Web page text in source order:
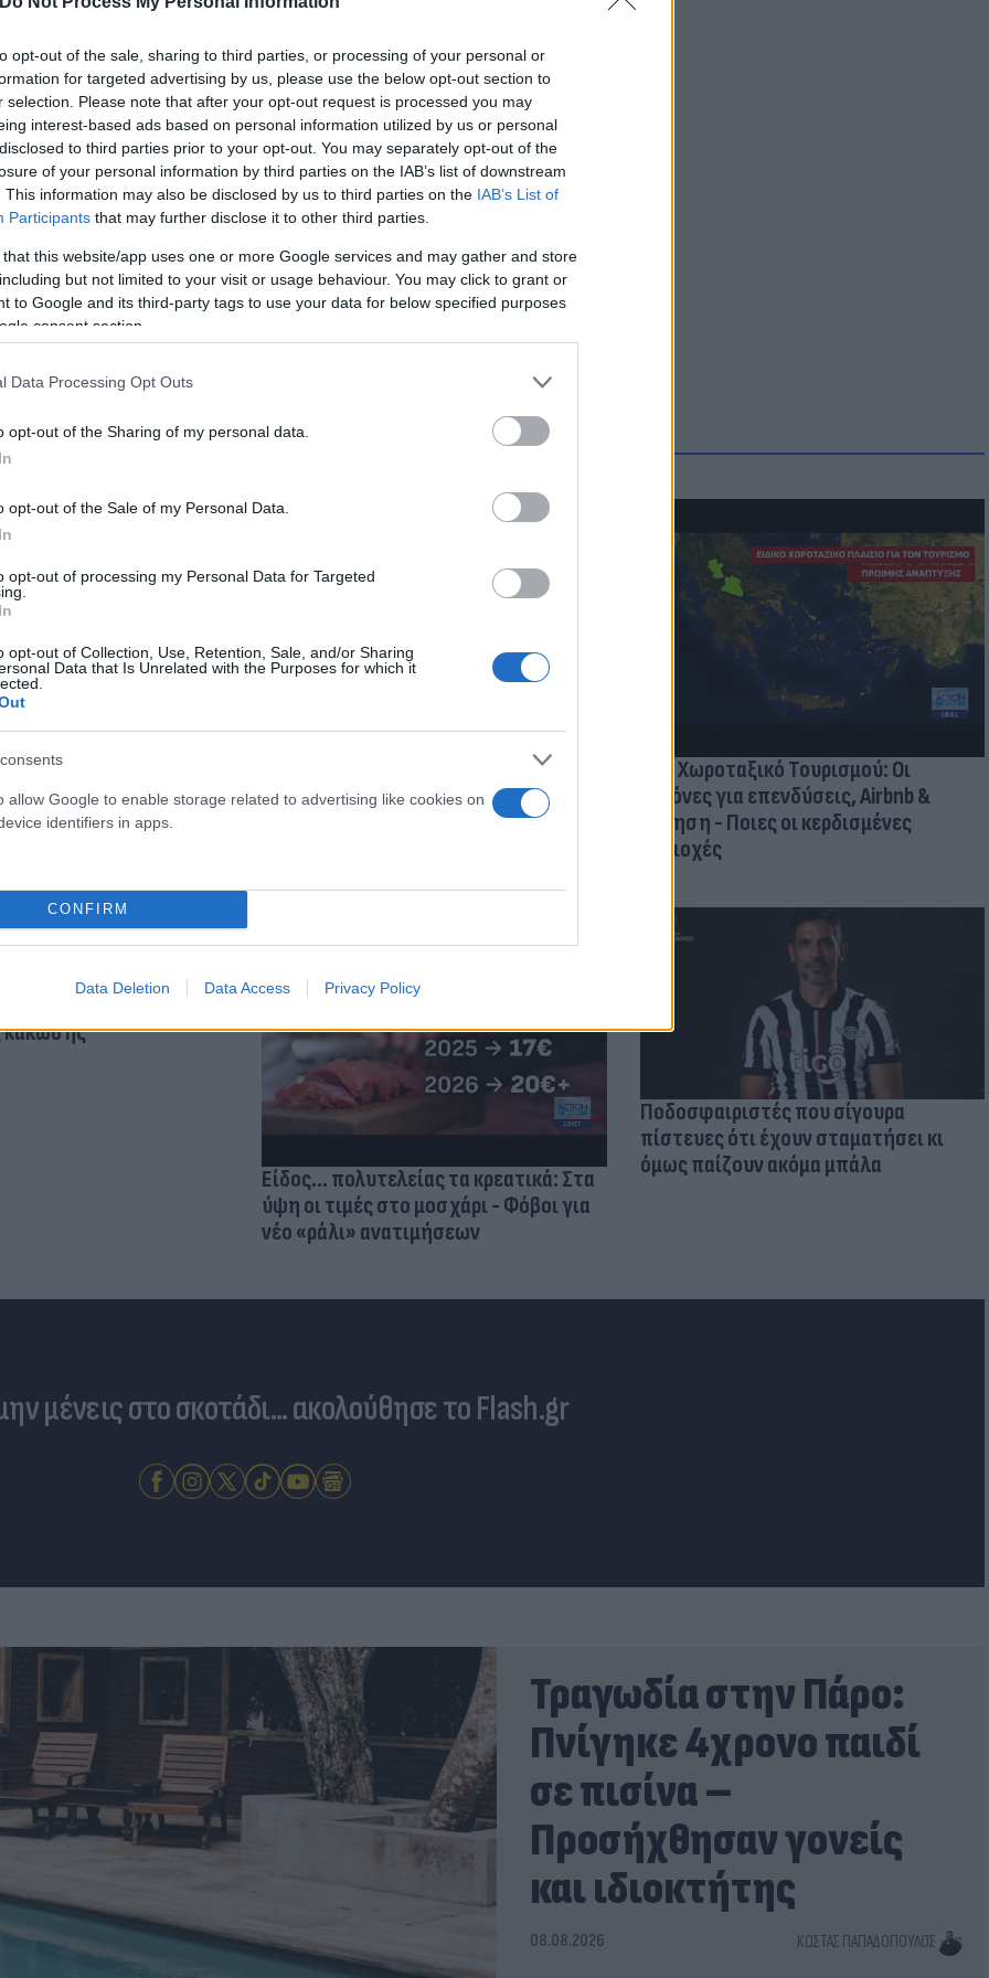
opt-out of the sale, sharing to third parties, or processing of your personal or
for targeted advertising by us, please use the below opt-out section to
selection. Please note that after your opt-out request is processed you may
interest-based ads based on personal information utilized by us or personal
to third parties prior to your opt-out. You may separately opt-out of the
of your personal information by third parties on the IAB’s list of downstream
This information may also be disclosed by us to third parties on the IAB’s List of
Participants that may further disclose it to other third parties.
that this website/app uses one or more Google services and may gather and store
but not limited to your visit or usage behaviour. You may click to grant or
to Google and its third-party tags to use your data for below specified purposes
consent section.
Data Processing Opt Outs
opt-out of the Sharing of my personal data.
opt-out of the Sale of my Personal Data.
opt-out of processing my Personal Data for Targeted
opt-out of Collection, Use, Retention, Sale, and/or Sharing
Data that Is Unrelated with the Purposes for which it
allow Google to enable storage related to advertising like cookies on
identifiers in apps.
CONFIRM
Data Deletion Data Access Privacy Policy
θεό» - Η κυρία Μέσι
στο Instagram, την
η σύντροφος του
Και οι μαϊμούδες έχουν κατοικίδια! Οι
"φιλίες" μεταξύ διαφορετικών ειδών
Νέο Χωροταξικό Τουρισμού: Οι
κανόνες για επενδύσεις, Airbnb &
δόμηση - Ποιες οι κερδισμένες
περιοχές
3,5 φορές
κάκωσης
Είδος... πολυτελείας τα κρεατικά: Στα
ύψη οι τιμές στο μοσχάρι - Φόβοι για
νέο «ράλι» ανατιμήσεων
Ποδοσφαιριστές που σίγουρα
πίστευες ότι έχουν σταματήσει κι
όμως παίζουν ακόμα μπάλα
μένεις στο σκοτάδι... ακολούθησε το Flash.gr
Τραγωδία στην Πάρο:
Πνίγηκε 4χρονο παιδί
σε πισίνα –
Προσήχθησαν γονείς
και ιδιοκτήτης
08.08.2026 ΚΏΣΤΑΣ ΠΑΠΑΔΌΠΟΥΛΟΣ